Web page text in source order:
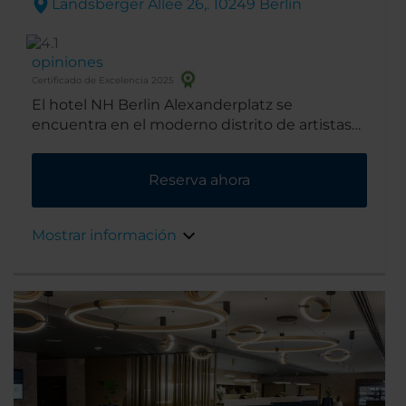
Landsberger Allee 26,. 10249 Berlín
opiniones
Certificado de Excelencia 2025
El hotel NH Berlin Alexanderplatz se
encuentra en el moderno distrito de artistas
parque y, más adelante, en la misma calle,
algunas cafeterías y cervecerías al aire libre.
Reserva ahora
Mostrar información